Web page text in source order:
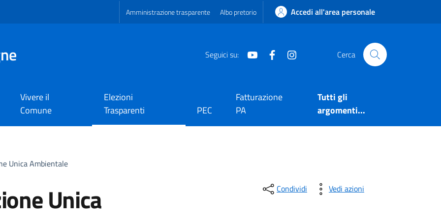
Amministrazione trasparente Albo pretorio Accedi all'area personale
Seguici su: Youtube Facebook Cerca
Vivere il
Comune
Elezioni
Trasparenti
PEC
Fatturazione
PA
Tutti gli
argomenti...
Unica Ambientale
Unica
Condividi Vedi azioni